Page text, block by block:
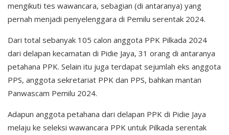
mengikuti tes wawancara, sebagian (di antaranya) yang
pernah menjadi penyelenggara di Pemilu serentak 2024.
Dari total sebanyak 105 calon anggota PPK Pilkada 2024
dari delapan kecamatan di Pidie Jaya, 31 orang di antaranya
petahana PPK. Selain itu juga terdapat sejumlah eks anggota
PPS, anggota sekretariat PPK dan PPS, bahkan mantan
Panwascam Pemilu 2024.
Adapun anggota petahana dari delapan PPK di Pidie Jaya
melaju ke seleksi wawancara PPK untuk Pilkada serentak